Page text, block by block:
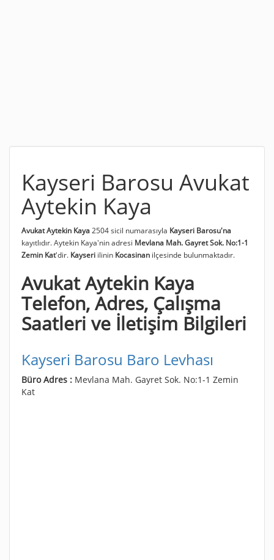
Kayseri Barosu Avukat
Aytekin Kaya
Avukat Aytekin Kaya 2504 sicil numarasıyla Kayseri Barosu'na
kayıtlıdır. Aytekin Kaya'nin adresi Mevlana Mah. Gayret Sok. No:1-1
Zemin Kat'dir. Kayseri ilinin Kocasinan ilçesinde bulunmaktadır.
Avukat Aytekin Kaya
Telefon, Adres, Çalışma
Saatleri ve İletişim Bilgileri
Kayseri Barosu Baro Levhası
Büro Adres : Mevlana Mah. Gayret Sok. No:1-1 Zemin
Kat